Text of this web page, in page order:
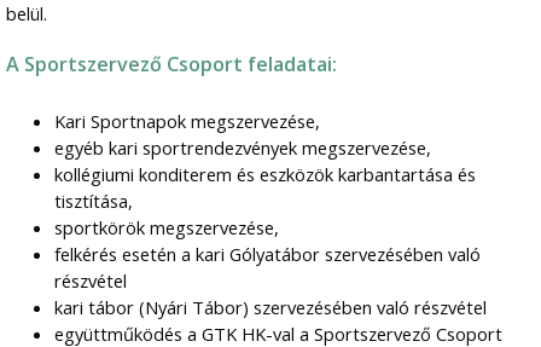
belül.
A Sportszervező Csoport feladatai:
Kari Sportnapok megszervezése,
egyéb kari sportrendezvények megszervezése,
kollégiumi konditerem és eszközök karbantartása és
tisztítása,
sportkörök megszervezése,
felkérés esetén a kari Gólyatábor szervezésében való
részvétel
kari tábor (Nyári Tábor) szervezésében való részvétel
együttműködés a GTK HK-val a Sportszervező Csoport